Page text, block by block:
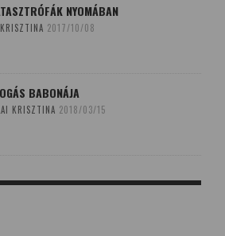
NYOMÁBAN
2017/10/08
BABONÁJA
KRISZTINA 2018/03/15